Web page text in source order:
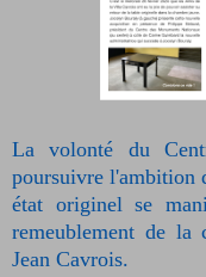
La volonté du
poursuivre l'ambition
état originel se
remeublement de la
Jean Cavrois.